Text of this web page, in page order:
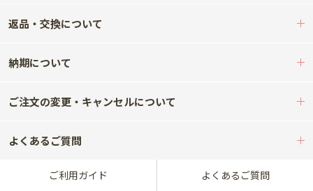
返品・交換について
納期について
ご注文の変更・キャンセルについて
よくあるご質問
ご利用ガイド よくあるご質問